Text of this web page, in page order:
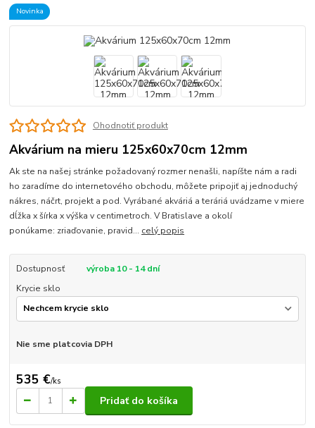
Novinka
Ohodnotiť produkt
Akvárium na mieru 125x60x70cm 12mm
Ak ste na našej stránke požadovaný rozmer nenašli, napíšte nám a radi
ho zaradíme do internetového obchodu, môžete pripojiť aj jednoduchý
nákres, náčrt, projekt a pod. Vyrábané akváriá a teráriá uvádzame v miere
dĺžka x šírka x výška v centimetroch. V Bratislave a okolí
ponúkame: zriaďovanie, pravid... celý popis
Dostupnosť
výroba 10 - 14 dní
Krycie sklo
Nie sme platcovia DPH
535 €/ks
Pridať do košíka